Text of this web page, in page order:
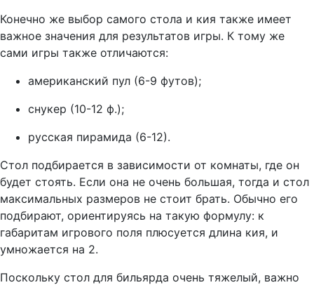
Конечно же выбор самого стола и кия также имеет
важное значения для результатов игры. К тому же
сами игры также отличаются:
американский пул (6-9 футов);
снукер (10-12 ф.);
русская пирамида (6-12).
Стол подбирается в зависимости от комнаты, где он
будет стоять. Если она не очень большая, тогда и стол
максимальных размеров не стоит брать. Обычно его
подбирают, ориентируясь на такую формулу: к
габаритам игрового поля плюсуется длина кия, и
умножается на 2.
Поскольку стол для бильярда очень тяжелый, важно